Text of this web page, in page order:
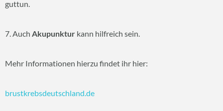
guttun.
7. Auch Akupunktur kann hilfreich sein.
Mehr Informationen hierzu findet ihr hier:
brustkrebsdeutschland.de